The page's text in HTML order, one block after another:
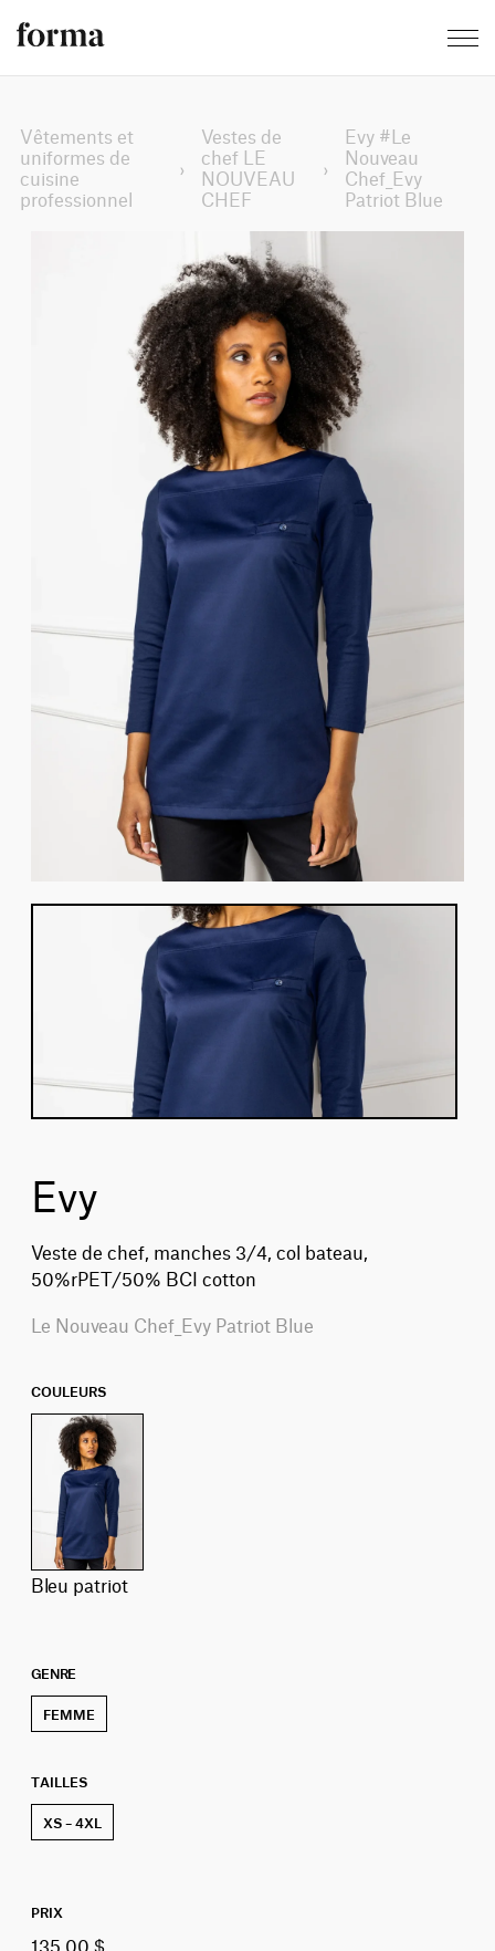
Vêtements et
uniformes de
cuisine
professionnel
›
Vestes de
chef LE
NOUVEAU
CHEF
›
Evy #Le
Nouveau
Chef_Evy
Patriot Blue
Evy
Veste de chef, manches 3/4, col bateau,
50%rPET/50% BCI cotton
Le Nouveau Chef_Evy Patriot Blue
COULEURS
bleu patriot
GENRE
FEMME
TAILLES
XS – 4XL
PRIX
135.00 $